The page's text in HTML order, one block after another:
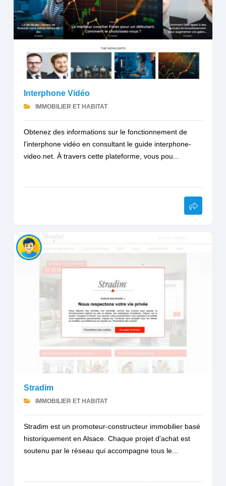
Interphone Vidéo
IMMOBILIER ET HABITAT
Obtenez des informations sur le fonctionnement de
l'interphone vidéo en consultant le guide interphone-
video.net. À travers cette plateforme, vous pou...
Stradim
IMMOBILIER ET HABITAT
Stradim est un promoteur-constructeur immobilier basé
historiquement en Alsace. Chaque projet d'achat est
soutenu par le réseau qui accompagne tous le...